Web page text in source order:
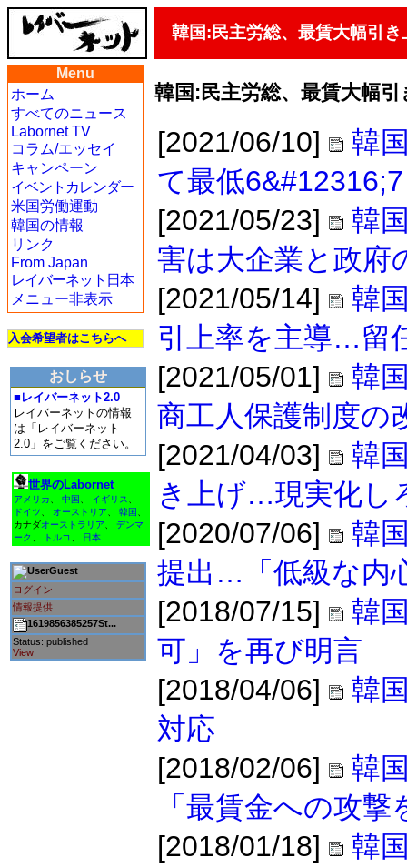
韓国:民主労総、最賃大幅引
Menu
ホーム
すべてのニュース
Labornet TV
コラム/エッセイ
キャンペーン
イベントカレンダー
米国労働運動
韓国の情報
リンク
From Japan
レイバーネット日本
メニュー非表示
入会希望者はこちらへ
おしらせ
■レイバーネット2.0
レイバーネットの情報
は「レイバーネット
2.0」をご覧ください。
世界のLabornet
アメリカ 中国 イギリス
ドイツ
オーストリア 韓国
カナダオーストラリア
デンマ
ーク
トルコ 日本
Guest
ログイン
情報提供
1619856385257St...
Status: published
View
韓国:民主労総、最賃大幅
[2021/06/10]
韓
て最低
[2021/05/23]
韓
害は大企業と政府
[2021/05/14]
韓
引上率を主導…留
[2021/05/01]
韓
商工人保護制度の
[2021/04/03]
韓
き上げ…現実化し
[2020/07/06]
韓
提出…「低級な内
[2018/07/15]
韓
可」を再び明言
[2018/04/06]
韓
対応
[2018/02/06]
韓
「最賃金への攻
[2018/01/18]
韓